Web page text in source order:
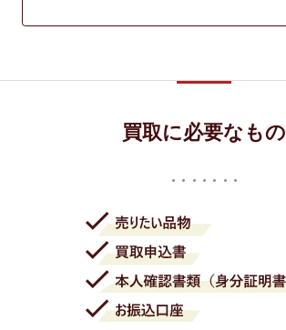
買取に必要なもの